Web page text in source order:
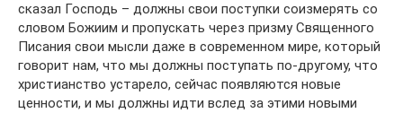
сказал Господь – должны свои поступки соизмерять со
словом Божиим и пропускать через призму Священного
Писания свои мысли даже в современном мире, который
говорит нам, что мы должны поступать по-другому, что
христианство устарело, сейчас появляются новые
ценности, и мы должны идти вслед за этими новыми